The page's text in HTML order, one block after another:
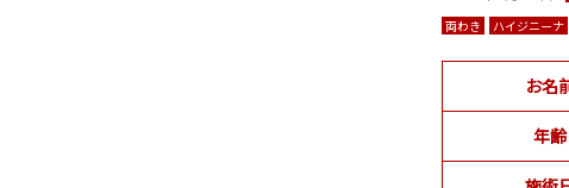
両わき
ハイジニーナ
お名
年齢